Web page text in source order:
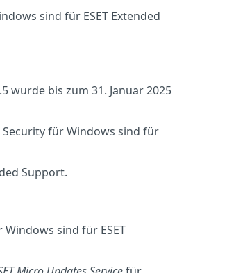
sind für ESET Extended
wurde bis zum 31. Januar 2025
Security für Windows sind für
Support.
sind für ESET